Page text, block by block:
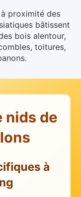
proximité des
bâtissent
bois alentour,
toitures,
nids de
à